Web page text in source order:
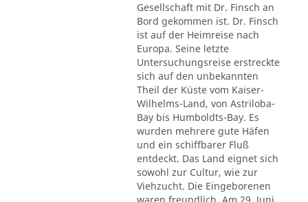
Gesellschaft mit Dr. Finsch an
Bord gekommen ist. Dr. Finsch
ist auf der Heimreise nach
Europa. Seine letzte
Untersuchungsreise erstreckte
sich auf den unbekannten
Theil der Küste vom Kaiser-
Wilhelms-Land, von Astriloba-
Bay bis Humboldts-Bay. Es
wurden mehrere gute Häfen
und ein schiffbarer Fluß
entdeckt. Das Land eignet sich
sowohl zur Cultur, wie zur
Viehzucht. Die Eingeborenen